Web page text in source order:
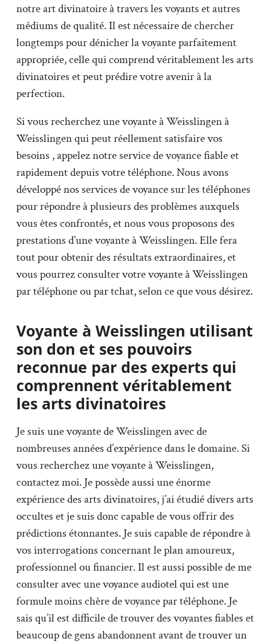
notre art divinatoire à travers les voyants et autres
médiums de qualité. Il est nécessaire de chercher
longtemps pour dénicher la voyante parfaitement
appropriée, celle qui comprend véritablement les arts
divinatoires et peut prédire votre avenir à la
perfection.
Si vous recherchez une voyante à Weisslingen à
Weisslingen qui peut réellement satisfaire vos
besoins , appelez notre service de voyance fiable et
rapidement depuis votre téléphone. Nous avons
développé nos services de voyance sur les téléphones
pour répondre à plusieurs des problèmes auxquels
vous êtes confrontés, et nous vous proposons des
prestations d’une voyante à Weisslingen. Elle fera
tout pour obtenir des résultats extraordinaires, et
vous pourrez consulter votre voyante à Weisslingen
par téléphone ou par tchat, selon ce que vous désirez.
Voyante à Weisslingen utilisant
son don et ses pouvoirs
reconnue par des experts qui
comprennent véritablement
les arts divinatoires
Je suis une voyante de Weisslingen avec de
nombreuses années d’expérience dans le domaine. Si
vous recherchez une voyante à Weisslingen,
contactez moi. Je possède aussi une énorme
expérience des arts divinatoires, j’ai étudié divers arts
occultes et je suis donc capable de vous offrir des
prédictions étonnantes. Je suis capable de répondre à
vos interrogations concernant le plan amoureux,
professionnel ou financier. Il est aussi possible de me
consulter avec une voyance audiotel qui est une
formule moins chère de voyance par téléphone. Je
sais qu’il est difficile de trouver des voyantes fiables et
beaucoup de gens abandonnent avant de trouver un